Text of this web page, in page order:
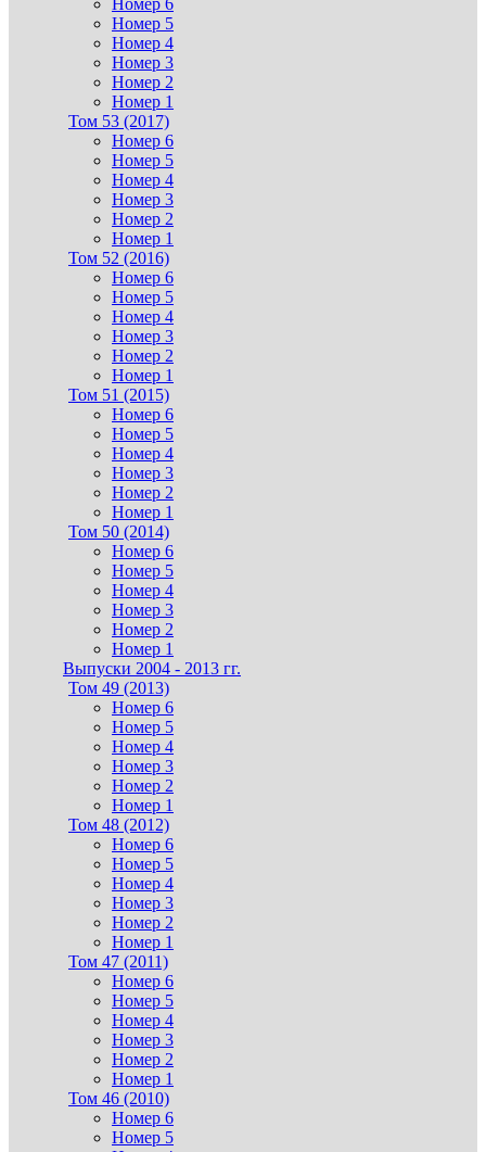
Номер 5
Номер 4
Номер 3
Номер 2
Номер 1
Том 53 (2017)
Номер 6
Номер 5
Номер 4
Номер 3
Номер 2
Номер 1
Том 52 (2016)
Номер 6
Номер 5
Номер 4
Номер 3
Номер 2
Номер 1
Том 51 (2015)
Номер 6
Номер 5
Номер 4
Номер 3
Номер 2
Номер 1
Том 50 (2014)
Номер 6
Номер 5
Номер 4
Номер 3
Номер 2
Номер 1
Выпуски 2004 - 2013 гг.
Том 49 (2013)
Номер 6
Номер 5
Номер 4
Номер 3
Номер 2
Номер 1
Том 48 (2012)
Номер 6
Номер 5
Номер 4
Номер 3
Номер 2
Номер 1
Том 47 (2011)
Номер 6
Номер 5
Номер 4
Номер 3
Номер 2
Номер 1
Том 46 (2010)
Номер 6
Номер 5